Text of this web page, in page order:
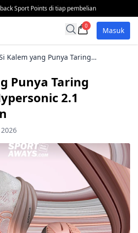
Sport Points di tiap pembelian
Open search
0 Masuk
Si Kalem yang Punya Taring Ortuseight Hy...
Punya Taring
2.1